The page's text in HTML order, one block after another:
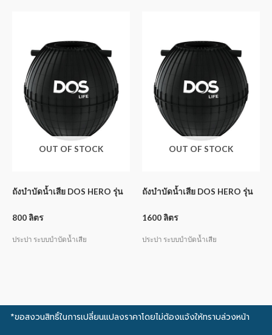
OUT OF STOCK
ถังบำบัดน้ำเสีย DOS HERO รุ่น
800 ลิตร
ประปา ระบบบำบัดน้ำเสีย
OUT OF STOCK
ถังบำบัดน้ำเสีย DOS HERO รุ่น
1600 ลิตร
ประปา ระบบบำบัดน้ำเสีย
*ขอสงวนสิทธิ์ในการเปลี่ยนแปลงราคาโดยไม่ต้องแจ้งให้ทราบล่วงหน้า